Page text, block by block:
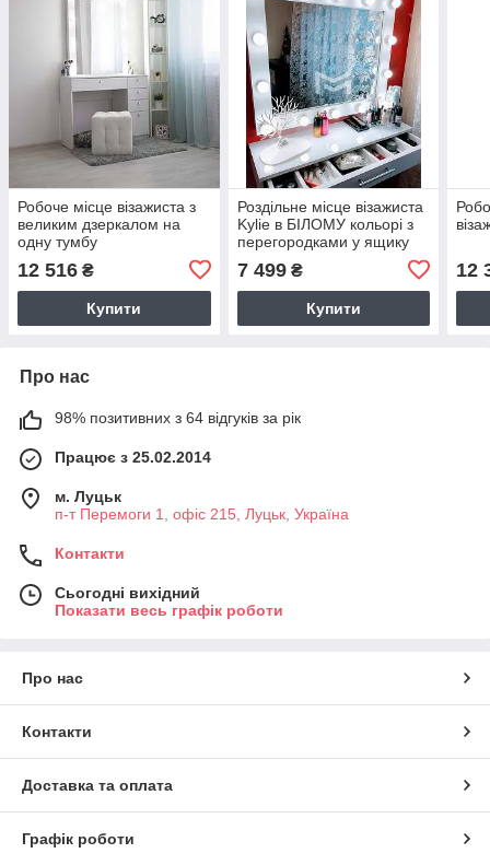
Робоче місце візажиста з
великим дзеркалом на
одну тумбу
12 516 ₴
Купити
Роздільне місце візажиста
Kylie в БІЛОМУ кольорі з
перегородками у ящику
7 499₴
Купити
12
Про нас
98% позитивних з 64 відгуків за рік
Працює з 25.02.2014
м. Луцьк
п-т Перемоги 1, офіс 215, Луцьк, Україна
Контакти
Сьогодні вихідний
Показати весь графік роботи
Про нас
Контакти
Доставка та оплата
Графік роботи